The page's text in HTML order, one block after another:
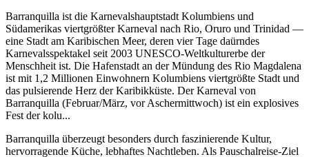
Barranquilla ist die Karnevalshauptstadt Kolumbiens und
Südamerikas viertgrößter Karneval nach Rio, Oruro und Trinidad —
eine Stadt am Karibischen Meer, deren vier Tage daürndes
Karnevalsspektakel seit 2003 UNESCO-Weltkulturerbe der
Menschheit ist. Die Hafenstadt an der Mündung des Rio Magdalena
ist mit 1,2 Millionen Einwohnern Kolumbiens viertgrößte Stadt und
das pulsierende Herz der Karibikküste. Der Karneval von
Barranquilla (Februar/März, vor Aschermittwoch) ist ein explosives
Fest der kolu...
Barranquilla überzeugt besonders durch faszinierende Kultur,
hervorragende Küche, lebhaftes Nachtleben. Als Pauschalreise-Ziel